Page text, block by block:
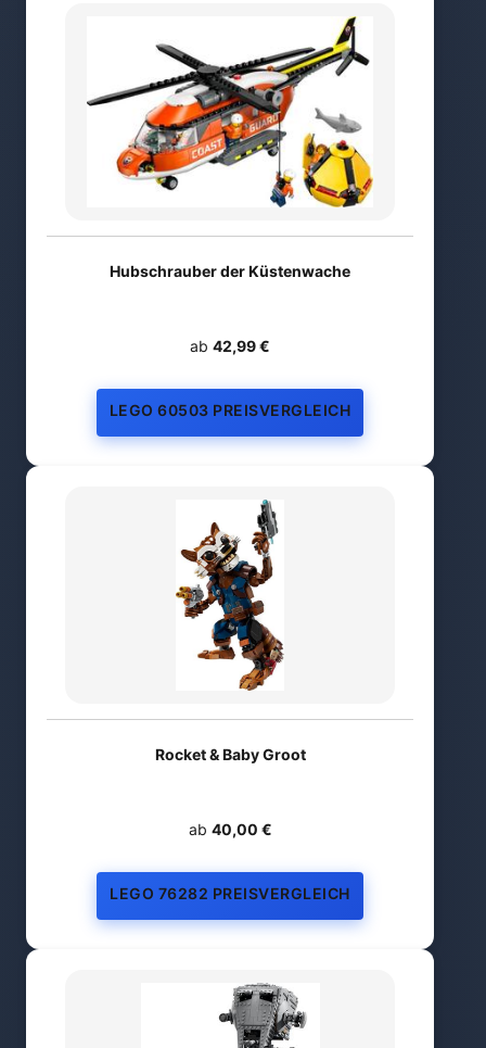
Hubschrauber der Küstenwache
ab 42,99 €
LEGO 60503 PREISVERGLEICH
Rocket & Baby Groot
ab 40,00 €
LEGO 76282 PREISVERGLEICH